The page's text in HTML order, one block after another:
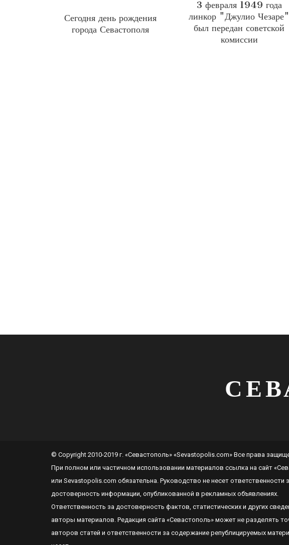
Сегодня день рождения
города Севастополя
3 февраля 1949 года
линкор "Джулио Чезаре"
был передан советской
комиссии
© Copyright 2010-2019 г. «Севастополь» «Sevastopolis.com» Все права
При полном или частичном использовании материалов ссылка на сайт
или Sevastopolis.com обязательна. Руководство не несет ответственности
достоверность информации, опубликованной в рекламных объявлениях.
Ответственность за достоверность фактов, статистических и других
авторы материалов. Редакция сайта «Севастополь» может не разделять
авторов статей и ответственности за содержание републицируемых